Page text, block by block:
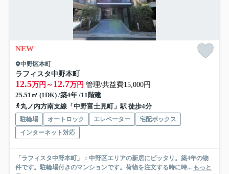
NEW
中野区本町
ラフィスタ中野本町
12.5万円～ 12.7万円 管理/共益費15,000円
25.51㎡ (1DK) /築4年 /11階建
丸ノ内方南支線「中野富士見町」駅 徒歩4分
駐輪場 オートロック エレベーター
宅配ボックス
インターネット対応
「ラフィスタ中野本町」：中野区エリアの新居にピッタリ。築4年の物
件です。駐輪場付きのマンションです。荷物を注文する時に時... もっと